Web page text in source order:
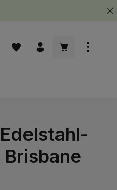
Warenkorb